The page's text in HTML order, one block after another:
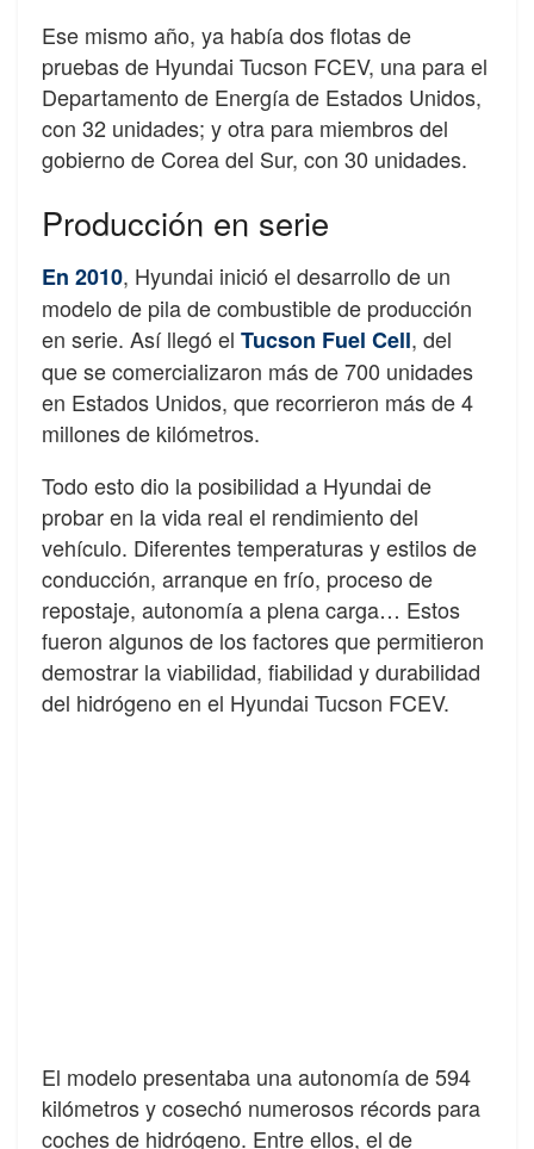
Ese mismo año, ya había dos flotas de
pruebas de Hyundai Tucson FCEV, una para el
Departamento de Energía de Estados Unidos,
con 32 unidades; y otra para miembros del
gobierno de Corea del Sur, con 30 unidades.
Producción en serie
En 2010, Hyundai inició el desarrollo de un
modelo de pila de combustible de producción
en serie. Así llegó el Tucson Fuel Cell, del
que se comercializaron más de 700 unidades
en Estados Unidos, que recorrieron más de 4
millones de kilómetros.
Todo esto dio la posibilidad a Hyundai de
probar en la vida real el rendimiento del
vehículo. Diferentes temperaturas y estilos de
conducción, arranque en frío, proceso de
repostaje, autonomía a plena carga… Estos
fueron algunos de los factores que permitieron
demostrar la viabilidad, fiabilidad y durabilidad
del hidrógeno en el Hyundai Tucson FCEV.
El modelo presentaba una autonomía de 594
kilómetros y cosechó numerosos récords para
coches de hidrógeno. Entre ellos, el de